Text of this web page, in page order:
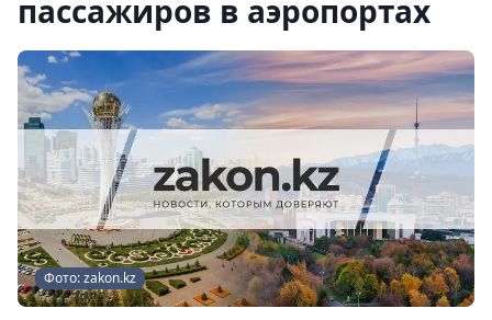
пассажиров в аэропортах
Фото: zakon.kz